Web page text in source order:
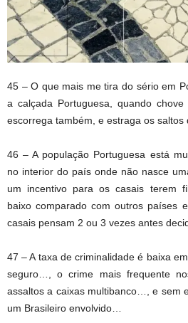
45 – O que mais me tira do sério em
a calçada Portuguesa, quando
escorrega também, e estraga os saltos
46 – A população Portuguesa está
no interior do país onde não nasce
um incentivo para os casais terem
baixo comparado com outros países
casais pensam 2 ou 3 vezes antes
47 – A taxa de criminalidade é baixa
seguro…, o crime mais frequente
assaltos a caixas multibanco…, e sem
um Brasileiro envolvido…